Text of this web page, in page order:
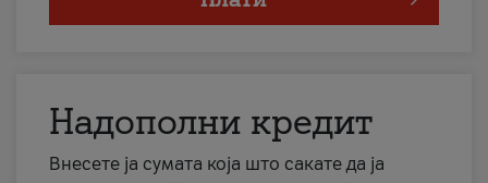
Надополни кредит
Внесете ја сумата која што сакате да ја